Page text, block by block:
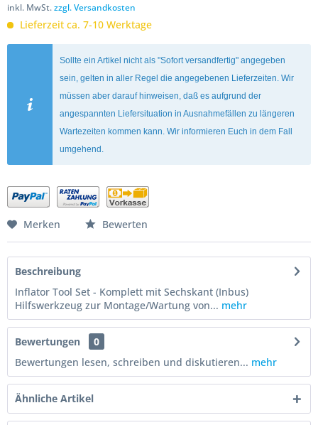
inkl. MwSt.zzgl. Versandkosten
Lieferzeit ca. 7-10 Werktage
Sollte ein Artikel nicht als "Sofort versandfertig" angegeben
sein, gelten in aller Regel die angegebenen Lieferzeiten. Wir
müssen aber darauf hinweisen, daß es aufgrund der
angespannten Liefersituation in Ausnahmefällen zu längeren
Wartezeiten kommen kann. Wir informieren Euch in dem Fall
umgehend.
Merken Bewerten
Beschreibung
Inflator Tool Set - Komplett mit Sechskant (Inbus)
Hilfswerkzeug zur Montage/Wartung von... mehr
Bewertungen
0
Bewertungen lesen, schreiben und diskutieren... mehr
Ähnliche Artikel